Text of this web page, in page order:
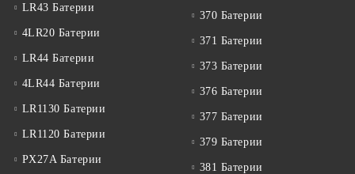
LR43 Батерии
4LR20 Батерии
LR44 Батерии
4LR44 Батерии
LR1130 Батерии
LR1120 Батерии
PX27A Батерии
370 Батерии
371 Батерии
373 Батерии
376 Батерии
377 Батерии
379 Батерии
381 Батерии